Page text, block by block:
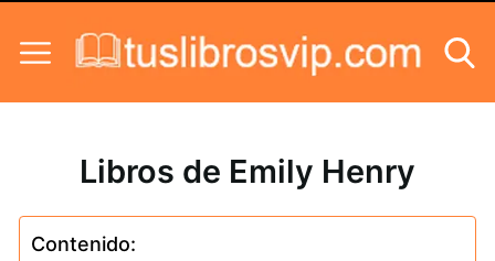
Libros de Emily Henry
Contenido: